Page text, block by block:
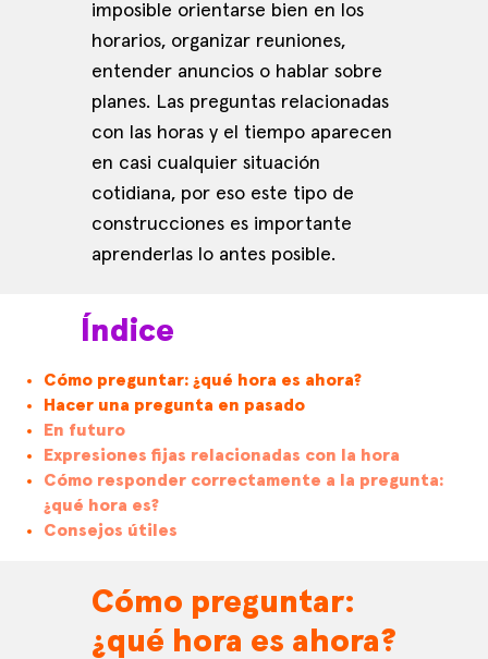
imposible orientarse bien en los
horarios, organizar reuniones,
entender anuncios o hablar sobre
planes. Las preguntas relacionadas
con las horas y el tiempo aparecen
en casi cualquier situación
cotidiana, por eso este tipo de
construcciones es importante
aprenderlas lo antes posible.
Índice
Cómo preguntar: ¿qué hora es ahora?
Hacer una pregunta en pasado
En futuro
Expresiones fijas relacionadas con la hora
Cómo responder correctamente a la pregunta:
¿qué hora es?
Consejos útiles
Cómo preguntar:
¿qué hora es ahora?